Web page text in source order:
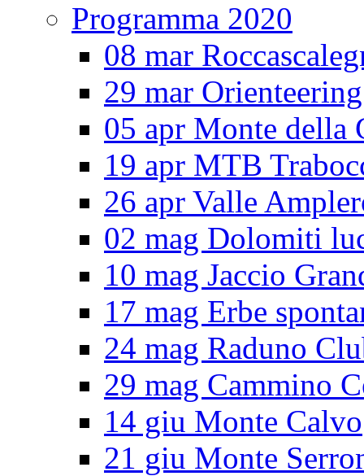
Programma 2020
08 mar
29 mar Orienteering
05 apr Monte della
19 apr MTB
26 apr Valle
02 mag Dolomiti
10 mag Jaccio
17 mag Erbe
24 mag Raduno
29 mag Cammino
14 giu Monte Calvo
21 giu Monte